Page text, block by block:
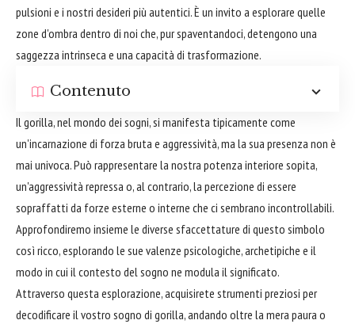
pulsioni e i nostri desideri più autentici. È un invito a esplorare quelle
zone d'ombra dentro di noi che, pur spaventandoci, detengono una
saggezza intrinseca e una capacità di trasformazione.
Contenuto
Il gorilla, nel mondo dei sogni, si manifesta tipicamente come
un'incarnazione di forza bruta e aggressività, ma la sua presenza non è
mai univoca. Può rappresentare la nostra potenza interiore sopita,
un'aggressività repressa o, al contrario, la percezione di essere
sopraffatti da forze esterne o interne che ci sembrano incontrollabili.
Approfondiremo insieme le diverse sfaccettature di questo simbolo
così ricco, esplorando le sue valenze psicologiche, archetipiche e il
modo in cui il contesto del sogno ne modula il significato.
Attraverso questa esplorazione, acquisirete strumenti preziosi per
decodificare il vostro sogno di gorilla, andando oltre la mera paura o